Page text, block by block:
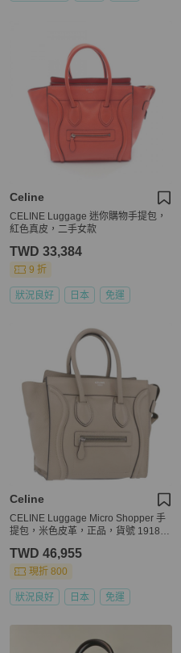
Celine
CELINE Luggage 迷你購物手提包，
紅色真皮，二手女款
TWD 33,384
9 折
狀況良好 日本 免運
Celine
CELINE Luggage Micro Shopper 手
提包，米色皮革，正品，貨號 191824
TWD 46,955
現折 800
狀況良好 日本 免運